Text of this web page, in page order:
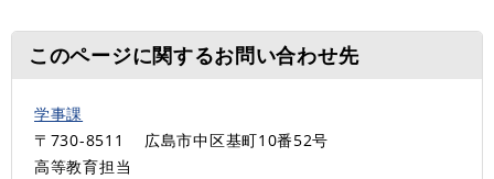
このページに関するお問い合わせ先
学事課
〒730-8511
広島市中区基町10番52号
高等教育担当